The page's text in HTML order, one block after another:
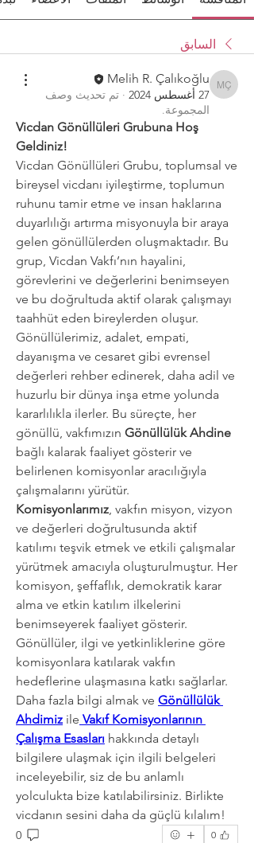
السابق
Melih R. Çalıkoğlu
Melih R. Çalıkoğlu
27 أغسطس 2024 · تم تحديث وصف
المجموعة.
Vicdan Gönüllüleri Grubuna Hoş
Geldiniz!
Vicdan Gönüllüleri Grubu, toplumsal ve
bireysel vicdanı iyileştirme, toplumun
ruhunu tamir etme ve insan haklarına
duyarlılığı artırma misyonuyla bir araya
gelen gönüllülerden oluşmaktadır. Bu
grup, Vicdan Vakfı’nın hayalini,
görevlerini ve değerlerini benimseyen
ve bu doğrultuda aktif olarak çalışmayı
taahhüt eden bireylerden oluşur.
Gönüllülerimiz, adalet, empati,
dayanışma ve cesaret gibi evrensel
değerleri rehber edinerek, daha adil ve
huzurlu bir dünya inşa etme yolunda
kararlılıkla ilerler. Bu süreçte, her
gönüllü, vakfımızın Gönüllülük Ahdine
bağlı kalarak faaliyet gösterir ve
belirlenen komisyonlar aracılığıyla
çalışmalarını yürütür.
Komisyonlarımız, vakfın misyon, vizyon
ve değerleri doğrultusunda aktif
katılımı teşvik etmek ve etkili çalışmalar
yürütmek amacıyla oluşturulmuştur. Her
komisyon, şeffaflık, demokratik karar
alma ve etkin katılım ilkelerini
benimseyerek faaliyet gösterir.
Gönüllüler, ilgi ve yetkinliklerine göre
komisyonlara katılarak vakfın
hedeflerine ulaşmasına katkı sağlarlar.
Daha fazla bilgi almak ve Gönüllülük
Ahdimiz ile Vakıf Komisyonlarının
Çalışma Esasları hakkında detaylı
bilgilere ulaşmak için ilgili belgeleri
inceleyebilir, siz de bu anlamlı
yolculukta bize katılabilirsiniz. Birlikte
vicdanın sesini daha da güçlü kılalım!
0
0